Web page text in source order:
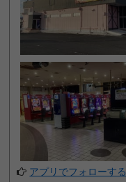
アプリでフォローする